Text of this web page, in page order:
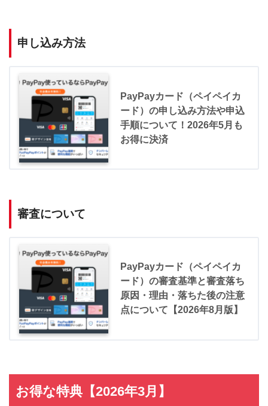
申し込み方法
PayPayカード（ペイペイカ
ード）の申し込み方法や申込
手順について！2026年5月も
お得に決済
審査について
PayPayカード（ペイペイカ
ード）の審査基準と審査落ち
原因・理由・落ちた後の注意
点について【2026年8月版】
お得な特典【2026年3月】